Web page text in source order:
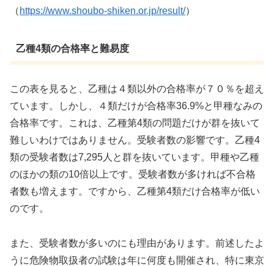
（ https://www.shoubo-shiken.or.jp/result/）
乙種4類の合格率と難易度
この表を見ると、乙種は４類以外の合格率が７０％を超え
ています。しかし、４類だけが合格率36.9%と甲種なみの
合格率です。これは、乙種第4類の問題だけが群を抜いて
難しいわけではありません。受験者数の影響です。乙種4
類の受験者数は7,295人と群を抜いています。甲種や乙種
のほかの類の10倍以上です。受験者数が多ければ不合格
者数も増えます。ですから、乙種第4類だけ合格率が低い
のです。
また、受験者数が多いのにも理由があります。前述したよ
うに危険物取扱者の試験は年に何度も開催され、特に東京